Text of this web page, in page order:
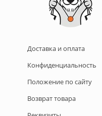
Доставка и оплата
Конфиденциальность
Положение по сайту
Возврат товара